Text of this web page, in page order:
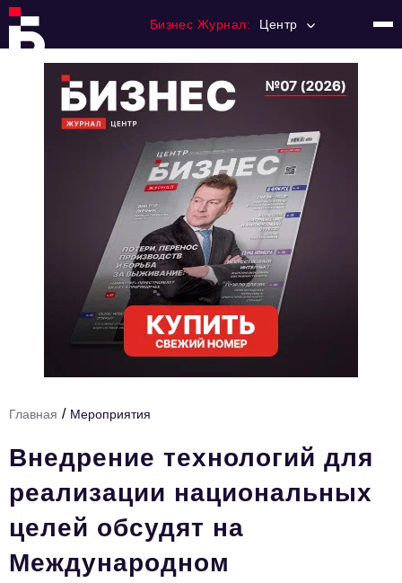
Бизнес Журнал: Центр
Регулирование
Премия "Тульский Бизнес"
История тульского предпринимательства
Тема номера
HR
Персона номера
Инфраструктура развития
Главная / Мероприятия
Внедрение технологий для
реализации национальных
целей обсудят на
Международном